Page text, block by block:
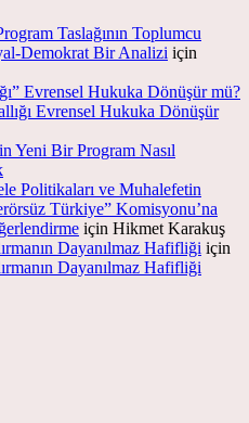
Taslağının Toplumcu
Demokrat Bir Analizi için
Evrensel Hukuka Dönüşür mü?
Evrensel Hukuka Dönüşür
Yeni Bir Program Nasıl
Politikaları ve Muhalefetin
Türkiye” Komisyonu’na
için Hikmet Karakuş
Dayanılmaz Hafifliği için
Dayanılmaz Hafifliği